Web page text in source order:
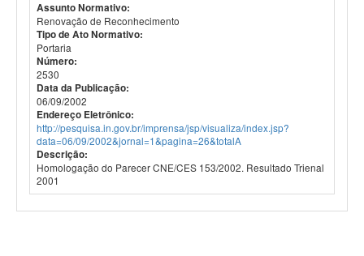
Assunto Normativo:
Renovação de Reconhecimento
Tipo de Ato Normativo:
Portaria
Número:
2530
Data da Publicação:
06/09/2002
Endereço Eletrônico:
http://pesquisa.in.gov.br/imprensa/jsp/visualiza/index.jsp?
data=06/09/2002&jornal=1&pagina=26&totalA
Descrição:
Homologação do Parecer CNE/CES 153/2002. Resultado Trienal
2001